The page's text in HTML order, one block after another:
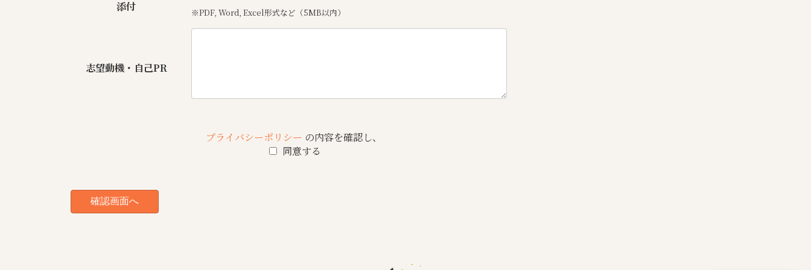
添付 ※PDF, Word, Excel形式など（5MB以内）
志望動機・自己PR
プライバシーポリシー の内容を確認し、
同意する